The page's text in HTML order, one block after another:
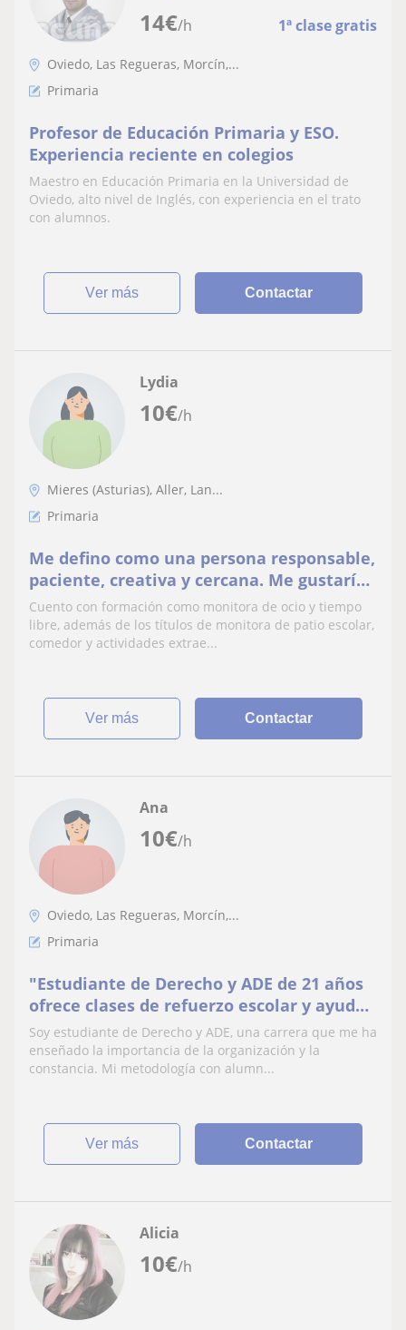
14€/h 1ª clase gratis
Oviedo, Las Regueras, Morcín,...
Primaria
Profesor de Educación Primaria y ESO.
Experiencia reciente en colegios
Maestro en Educación Primaria en la Universidad de
Oviedo, alto nivel de Inglés, con experiencia en el trato
con alumnos.
ver más Contactar
10€/h
Lydia
Mieres (Asturias), Aller, Lan...
Primaria
Me defino como una persona responsable,
paciente, creativa y cercana. Me gustaría
dar clases y actividades a primaria e
infantil
Cuento con formación como monitora de ocio y tiempo
libre, además de los títulos de monitora de patio escolar,
comedor y actividades extrae...
ver más Contactar
10€/h
Ana
Oviedo, Las Regueras, Morcín,...
Primaria
"Estudiante de Derecho y ADE de 21 años
ofrece clases de refuerzo escolar y ayuda
con los deberes para alumnos de Primaria
en Ovd
Soy estudiante de Derecho y ADE, una carrera que me ha
enseñado la importancia de la organización y la
constancia. Mi metodología con alumn...
ver más Contactar
10€/h
Alicia